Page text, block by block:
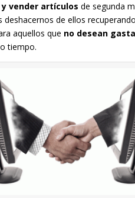
vender artículos de segunda
de ellos
aquellos que no desean
tiempo.